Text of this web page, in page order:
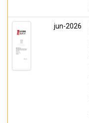
jun-2026